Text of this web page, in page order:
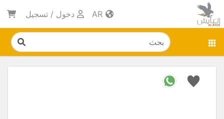
دخول / تسجيل